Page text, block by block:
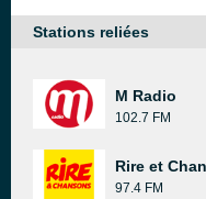
Stations reliées
M Radio
102.7 FM
Rire et
97.4 FM